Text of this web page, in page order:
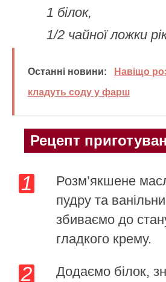
1 білок,
1/2 чайної ложки
Останні новини:
Навіщо
кладуть соду у фарш
Рецепт
Розм’якшене
пудру та
збиваємо до
гладкого крему.
Додаємо білок,